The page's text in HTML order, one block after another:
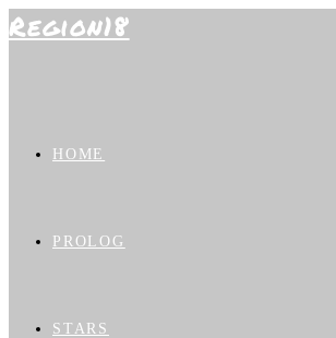
Zum
Region18
HOME
PROLOG
STARS